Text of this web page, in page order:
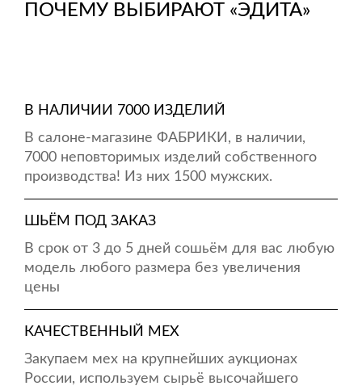
ПОЧЕМУ ВЫБИРАЮТ «ЭДИТА»
В НАЛИЧИИ 7000 ИЗДЕЛИЙ
В салоне-магазине ФАБРИКИ, в наличии,
7000 неповторимых изделий собственного
производства! Из них 1500 мужских.
ШЬЁМ ПОД ЗАКАЗ
В срок от 3 до 5 дней сошьём для вас любую
модель любого размера без увеличения
цены
КАЧЕСТВЕННЫЙ МЕХ
Закупаем мех на крупнейших аукционах
России, используем сырьё высочайшего